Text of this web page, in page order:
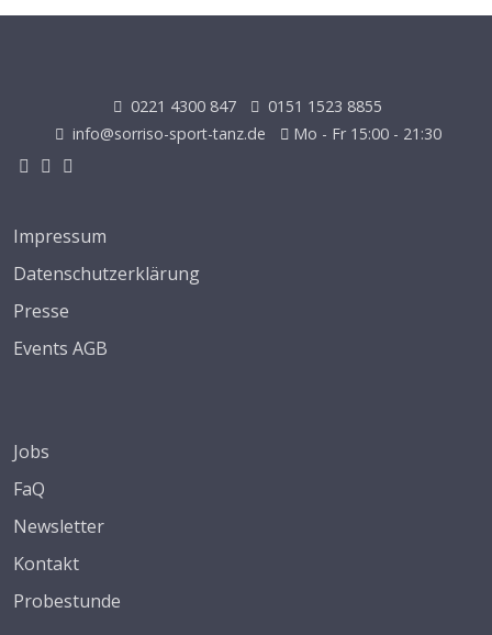
0221 4300 847
0151 1523 8855
info@sorriso-sport-tanz.de
Mo - Fr 15:00 - 21:30
Impressum
Datenschutzerklärung
Presse
Events AGB
Jobs
FaQ
Newsletter
Kontakt
Probestunde